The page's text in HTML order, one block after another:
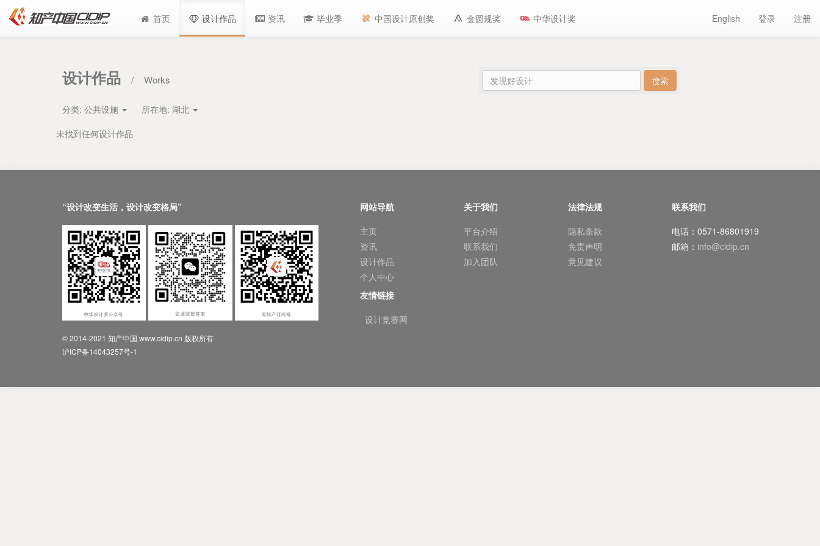
首页 设计作品 资讯 毕业季 中国设计原创奖 金圆规奖 中华设计奖 English 登录 注册
设计作品 / Works
分类: 公共设施 所在地: 湖北
未找到任何设计作品
“设计改变生活，设计改变格局”
© 2014-2021 知产中国 www.cidip.cn 版权所有
沪ICP备14043257号-1
网站导航
主页
资讯
设计作品
个人中心
关于我们
平台介绍
联系我们
加入团队
法律法规
隐私条款
免责声明
意见建议
联系我们
电话：0571-86801919
邮箱： info@cidip.cn
友情链接
设计竞赛网